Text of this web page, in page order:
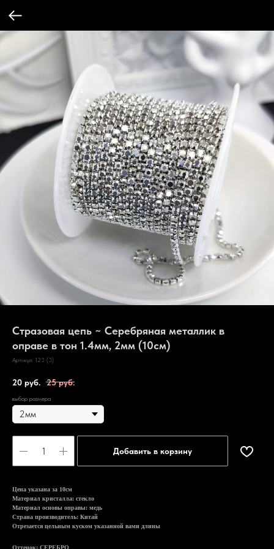
Стразовая цепь ~ Серебряная металлик в
оправе в тон 1.4мм, 2мм (10см)
Артикул: 123 (3)
20 руб. 25 руб.
выбор размера
Добавить в корзину
Цена указана за 10см
Материал кристалла: стекло
Материал основы оправы: медь
Страна производитель: Китай
Отрезается цельным куском указанной вами длины
Оттенок: СЕРЕБРО